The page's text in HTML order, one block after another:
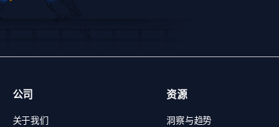
公司
关于我们
资源
洞察与趋势